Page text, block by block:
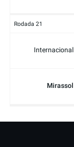
Rodada 21
Internacional
Mirassol